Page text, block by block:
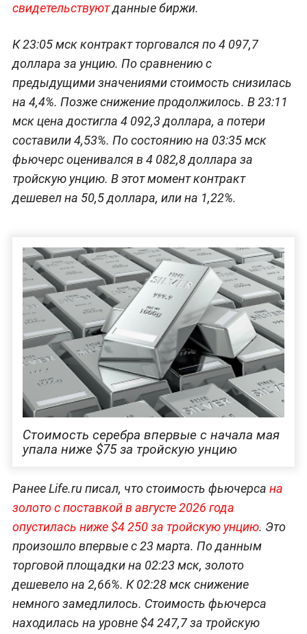
свидетельствуютданные биржи.
К 23:05 мск контракт торговался по 4 097,7
доллара за унцию. По сравнению с
предыдущими значениями стоимость снизилась
на 4,4%. Позже снижение продолжилось. В 23:11
мск цена достигла 4 092,3 доллара, а потери
составили 4,53%. По состоянию на 03:35 мск
фьючерс оценивался в 4 082,8 доллара за
тройскую унцию. В этот момент контракт
дешевел на 50,5 доллара, или на 1,22%.
Стоимость серебра впервые с начала мая
упала ниже $75 за тройскую унцию
Ранее Life.ru писал, что стоимость фьючерса на
золото с поставкой в августе 2026 года
опустилась ниже $4 250 за тройскую унцию. Это
произошло впервые с 23 марта. По данным
торговой площадки на 02:23 мск, золото
дешевело на 2,66%. К 02:28 мск снижение
немного замедлилось. Стоимость фьючерса
находилась на уровне $4 247,7 за тройскую